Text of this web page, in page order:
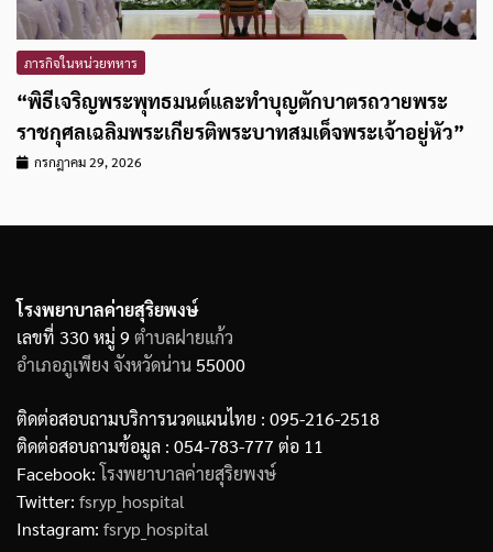
ภารกิจในหน่วยทหาร
“พิธีเจริญพระพุทธมนต์และทำบุญตักบาตรถวายพระ
ราชกุศลเฉลิมพระเกียรติพระบาทสมเด็จพระเจ้าอยู่หัว”
กรกฎาคม 29, 2026
โรงพยาบาลค่ายสุริยพงษ์
เลขที่ 330 หมู่ 9 ตำบลฝายแก้ว
อำเภอภูเพียง จังหวัดน่าน 55000
ติดต่อสอบถามบริการนวดแผนไทย : 095-216-2518
ติดต่อสอบถามข้อมูล : 054-783-777 ต่อ 11
Facebook: โรงพยาบาลค่ายสุริยพงษ์
Twitter: fsryp_hospital
Instagram: fsryp_hospital